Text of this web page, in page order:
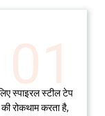
01
स्पाइरल स्टील टेप
रोकथाम करता है,